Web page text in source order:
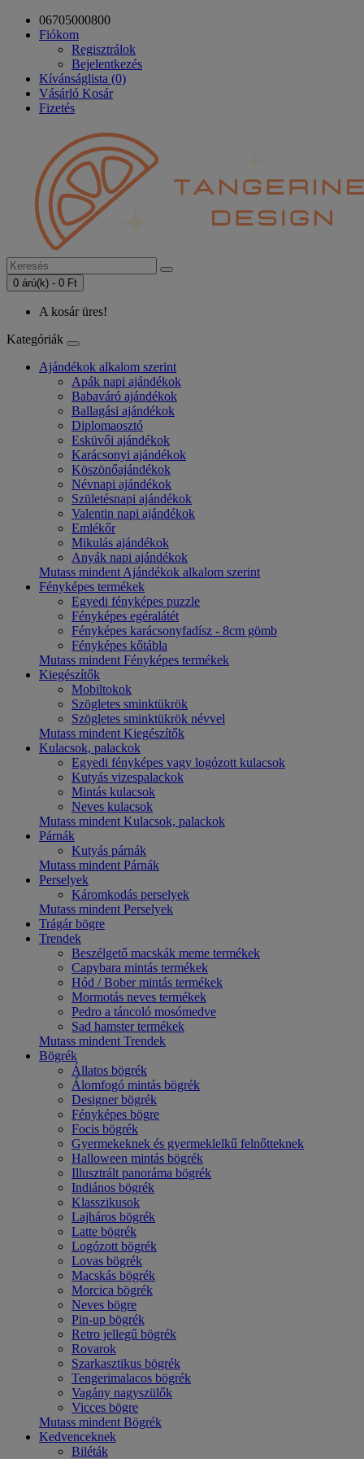
06705000800
Fiókom
Regisztrálok
Bejelentkezés
Kívánságlista (0)
Vásárló Kosár
Fizetés
0 árú(k) - 0 Ft
A kosár üres!
Kategóriák
Ajándékok alkalom szerint
Apák napi ajándékok
Babaváró ajándékok
Ballagási ajándékok
Diplomaosztó
Esküvői ajándékok
Karácsonyi ajándékok
Köszönőajándékok
Névnapi ajándékok
Születésnapi ajándékok
Valentin napi ajándékok
Emlékőr
Mikulás ajándékok
Anyák napi ajándékok
Mutass mindent Ajándékok alkalom szerint
Fényképes termékek
Egyedi fényképes puzzle
Fényképes egéralátét
Fényképes karácsonyfadísz - 8cm gömb
Fényképes kőtábla
Mutass mindent Fényképes termékek
Kiegészítők
Mobiltokok
Szögletes sminktükrök
Szögletes sminktükrök névvel
Mutass mindent Kiegészítők
Kulacsok, palackok
Egyedi fényképes vagy logózott kulacsok
Kutyás vizespalackok
Mintás kulacsok
Neves kulacsok
Mutass mindent Kulacsok, palackok
Párnák
Kutyás párnák
Mutass mindent Párnák
Perselyek
Káromkodás perselyek
Mutass mindent Perselyek
Trágár bögre
Trendek
Beszélgető macskák meme termékek
Capybara mintás termékek
Hód / Bober mintás termékek
Mormotás neves termékek
Pedro a táncoló mosómedve
Sad hamster termékek
Mutass mindent Trendek
Bögrék
Állatos bögrék
Álomfogó mintás bögrék
Designer bögrék
Fényképes bögre
Focis bögrék
Gyermekeknek és gyermeklelkű felnőtteknek
Halloween mintás bögrék
Illusztrált panoráma bögrék
Indiános bögrék
Klasszikusok
Lajháros bögrék
Latte bögrék
Logózott bögrék
Lovas bögrék
Macskás bögrék
Morcica bögrék
Neves bögre
Pin-up bögrék
Retro jellegű bögrék
Rovarok
Szarkasztikus bögrék
Tengerimalacos bögrék
Vagány nagyszülők
Vicces bögre
Mutass mindent Bögrék
Kedvenceknek
Biléták